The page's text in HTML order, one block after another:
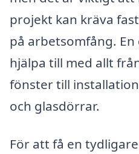
projekt kan kräva
på arbetsomfång.
hjälpa till med allt
fönster till
och glasdörrar.
För att få en